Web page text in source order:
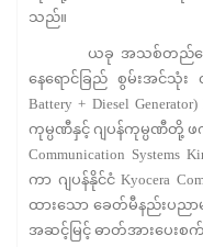
သည်။
ယခု အသစ်တည်ဆောက်
နေရောင်ခြည် စွမ်းအင်သုံး
Battery + Diesel
ကုမ္ပဏီနှင့် ဂျပန်ကုမ္ပဏီတို့
Communication
ကာ ဂျပန်နိုင်ငံ Kyocera
ထားသော ခေတ်မီနည်းပည
အဆင့်မြင့် ဓာတ်အားပေး